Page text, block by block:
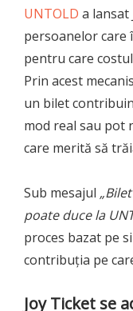
UNTOLD a lansat
persoanelor care
pentru care
Prin acest
un bilet
mod real sau pot
care merită să
Sub mesajul
poate duce la
proces bazat pe
contribuția pe
Joy Ticket se